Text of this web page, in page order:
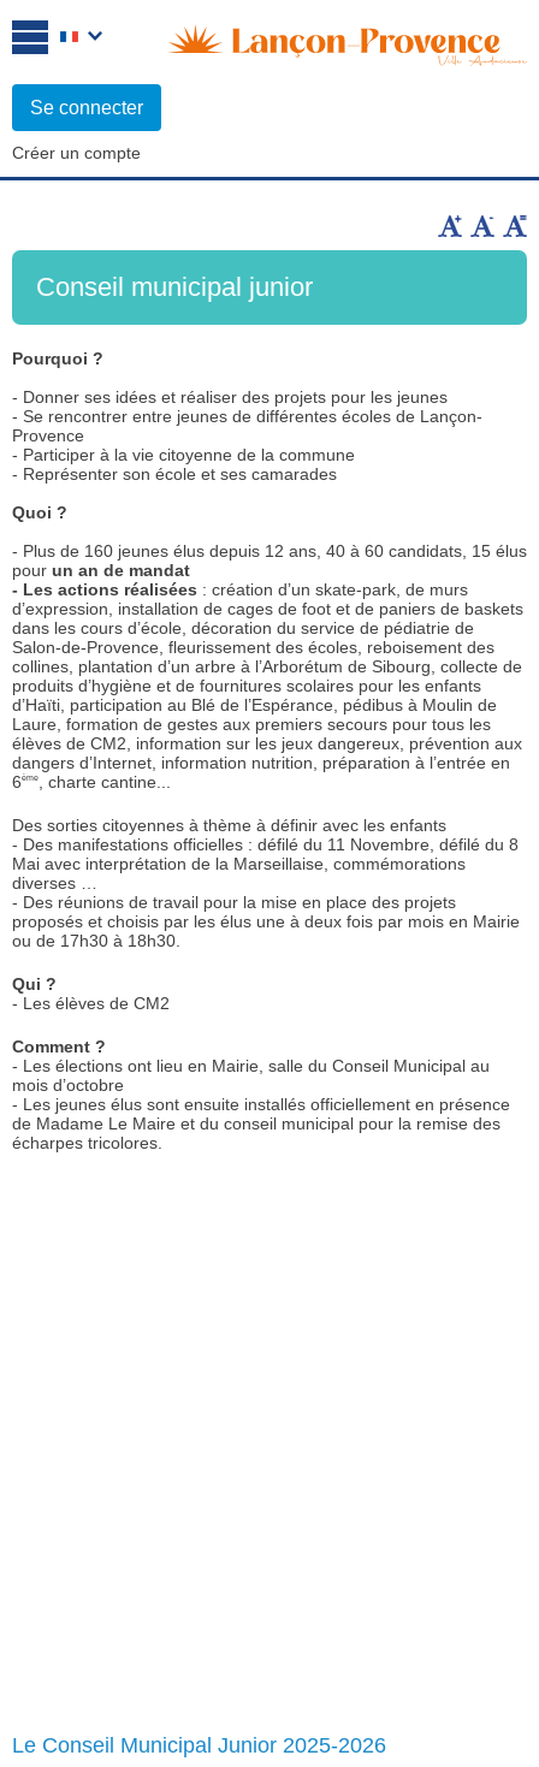
Se connecter
Créer un compte
Conseil municipal junior
Pourquoi ?
- Donner ses idées et réaliser des projets pour les jeunes
- Se rencontrer entre jeunes de différentes écoles de Lançon-
Provence
- Participer à la vie citoyenne de la commune
- Représenter son école et ses camarades
Quoi ?
- Plus de 160 jeunes élus depuis 12 ans, 40 à 60 candidats, 15 élus
pour un an de mandat
- Les actions réalisées : création d’un skate-park, de murs
d’expression, installation de cages de foot et de paniers de baskets
dans les cours d’école, décoration du service de pédiatrie de
Salon-de-Provence, fleurissement des écoles, reboisement des
collines, plantation d’un arbre à l’Arborétum de Sibourg, collecte de
produits d’hygiène et de fournitures scolaires pour les enfants
d’Haïti, participation au Blé de l’Espérance, pédibus à Moulin de
Laure, formation de gestes aux premiers secours pour tous les
élèves de CM2, information sur les jeux dangereux, prévention aux
dangers d’Internet, information nutrition, préparation à l’entrée en
6ème, charte cantine...
Des sorties citoyennes à thème à définir avec les enfants
- Des manifestations officielles : défilé du 11 Novembre, défilé du 8
Mai avec interprétation de la Marseillaise, commémorations
diverses …
- Des réunions de travail pour la mise en place des projets
proposés et choisis par les élus une à deux fois par mois en Mairie
ou de 17h30 à 18h30.
Qui ?
- Les élèves de CM2
Comment ?
- Les élections ont lieu en Mairie, salle du Conseil Municipal au
mois d’octobre
- Les jeunes élus sont ensuite installés officiellement en présence
de Madame Le Maire et du conseil municipal pour la remise des
écharpes tricolores.
Le Conseil Municipal Junior 2025-2026